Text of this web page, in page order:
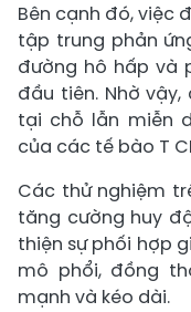
Bên cạnh đó, việc
tập trung phản
đường hô hấp và
đầu tiên. Nhờ
tại chỗ lẫn miễn
của các tế bào T
Các thử nghiệm
tăng cường huy
thiện sự phối hợp
mô phổi, đồng
mạnh và kéo dài.